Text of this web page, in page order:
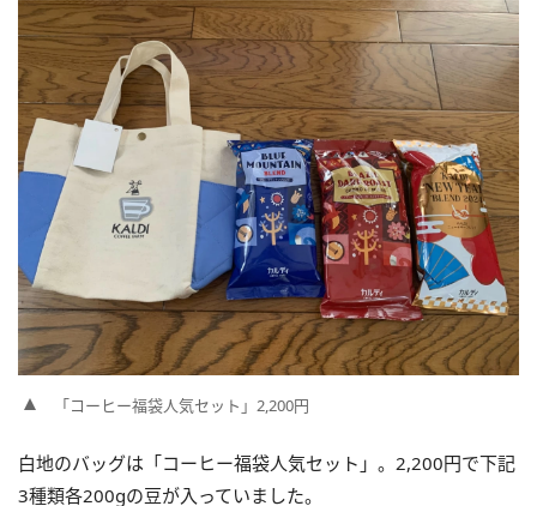
「コーヒー福袋人気セット」2,200円
白地のバッグは「コーヒー福袋人気セット」。2,200円で下記
3種類各200gの豆が入っていました。